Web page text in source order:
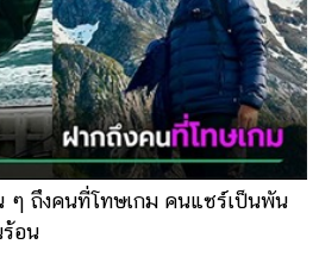
ๆ ถึงคนที่โทษเกม คนแชร์เป็นพัน
ร้อน